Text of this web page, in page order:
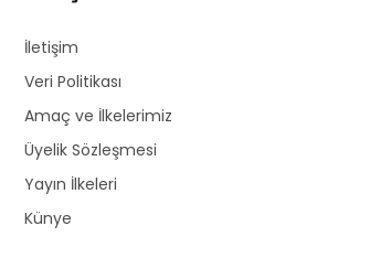
İletişim
Veri Politikası
Amaç ve İlkelerimiz
Üyelik Sözleşmesi
Yayın İlkeleri
Künye